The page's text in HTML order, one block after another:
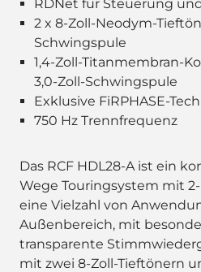
RDNet für Steuerung
2 x 8-Zoll-Neodym-
Schwingspule
1,4-Zoll-Titanmembran-
3,0-Zoll-Schwingspule
Exklusive FiRPHASE-
750 Hz Trennfrequenz
Das RCF HDL28-A ist ein
Wege Touringsystem mit
eine Vielzahl von
Außenbereich, mit
transparente
mit zwei 8-Zoll-Tieftönern